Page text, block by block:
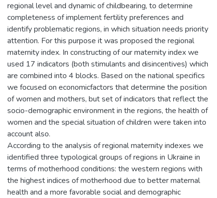
regional level and dynamic of childbearing, to determine
completeness of implement fertility preferences and
identify problematic regions, in which situation needs priority
attention. For this purpose it was proposed the regional
maternity index. In constructing of our maternity index we
used 17 indicators (both stimulants and disincentives) which
are combined into 4 blocks. Based on the national specifics
we focused on economicfactors that determine the position
of women and mothers, but set of indicators that reflect the
socio-demographic environment in the regions, the health of
women and the special situation of children were taken into
account also.
According to the analysis of regional maternity indexes we
identified three typological groups of regions in Ukraine in
terms of motherhood conditions: the western regions with
the highest indices of motherhood due to better maternal
health and a more favorable social and demographic